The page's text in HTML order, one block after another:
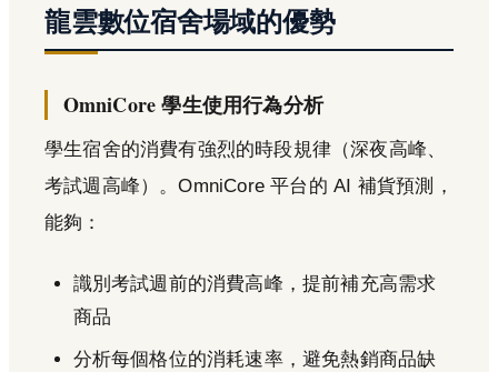
龍雲數位宿舍場域的優勢
OmniCore 學生使用行為分析
學生宿舍的消費有強烈的時段規律（深夜高峰、
考試週高峰）。OmniCore 平台的 AI 補貨預測，
能夠：
識別考試週前的消費高峰，提前補充高需求
商品
分析每個格位的消耗速率，避免熱銷商品缺